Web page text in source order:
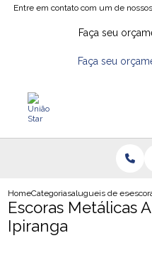
Entre em contato com um de
Faça seu
Faça seu
HomeCategoriasalugueis de escoras
Escoras Metálicas
Ipiranga